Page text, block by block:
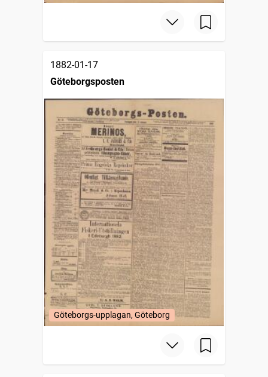
1882-01-17
Göteborgsposten
Göteborgs-upplagan, Göteborg